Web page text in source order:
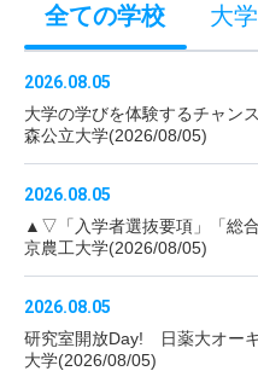
全ての学校 大
2026.08.05
大学の学びを体験するチャン
森公立大学(2026/08/05)
2026.08.05
▲▽「入学者選抜要項」「総
京農工大学(2026/08/05)
2026.08.05
研究室開放Day! 日薬大オー
大学(2026/08/05)